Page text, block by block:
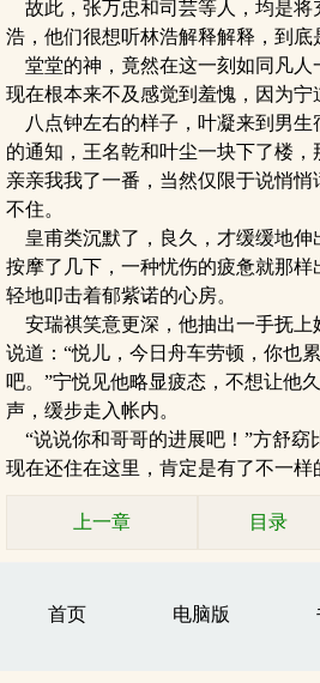
故此，张万忠和司芸等人，均是将
浩，他们很想听林浩解释解释，到底
堂堂的神，竟然在这一刻如同凡人
现在根本来不及感觉到羞愧，因为宁
八点钟左右的样子，叶凝来到男生
的通知，王名乾和叶尘一块下了楼
亲亲我我了一番，当然仅限于说悄
不住。
皇甫类沉默了，良久，才缓缓地伸
按摩了几下，一种忧伤的疲惫就那
轻地叩击着郁紫诺的心房。
安瑞祺笑意更深，他抽出一手抚上
说道：“悦儿，今日舟车劳顿，你也
吧。”宁悦见他略显疲态，不想让他
声，缓步走入帐内。
“说说你和哥哥的进展吧！”方舒窈
现在还住在这里，肯定是有了不一样
上一章 目录
首页 电脑版